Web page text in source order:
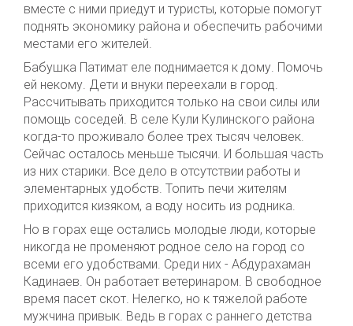
вместе с ними приедут и туристы, которые помогут
поднять экономику района и обеспечить рабочими
местами его жителей.
Бабушка Патимат еле поднимается к дому. Помочь
ей некому. Дети и внуки переехали в город.
Рассчитывать приходится только на свои силы или
помощь соседей. В селе Кули Кулинского района
когда-то проживало более трех тысяч человек.
Сейчас осталось меньше тысячи. И большая часть
из них старики. Все дело в отсутствии работы и
элементарных удобств. Топить печи жителям
приходится кизяком, а воду носить из родника.
Но в горах еще остались молодые люди, которые
никогда не променяют родное село на город со
всеми его удобствами. Среди них - Абдурахаман
Кадинаев. Он работает ветеринаром. В свободное
время пасет скот. Нелегко, но к тяжелой работе
мужчина привык. Ведь в горах с раннего детства